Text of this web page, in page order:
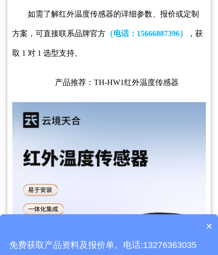
如需了解红外温度传感器的详细参数、报价或定制
方案，可直接联系品牌官方 （电话： 15666887396） ，获
取 1 对 1 选型支持。
产品推荐：TH-HW1红外温度传感器
产品包含安装吗？
×
免费获取产品资料及报价单。电话:13276363035